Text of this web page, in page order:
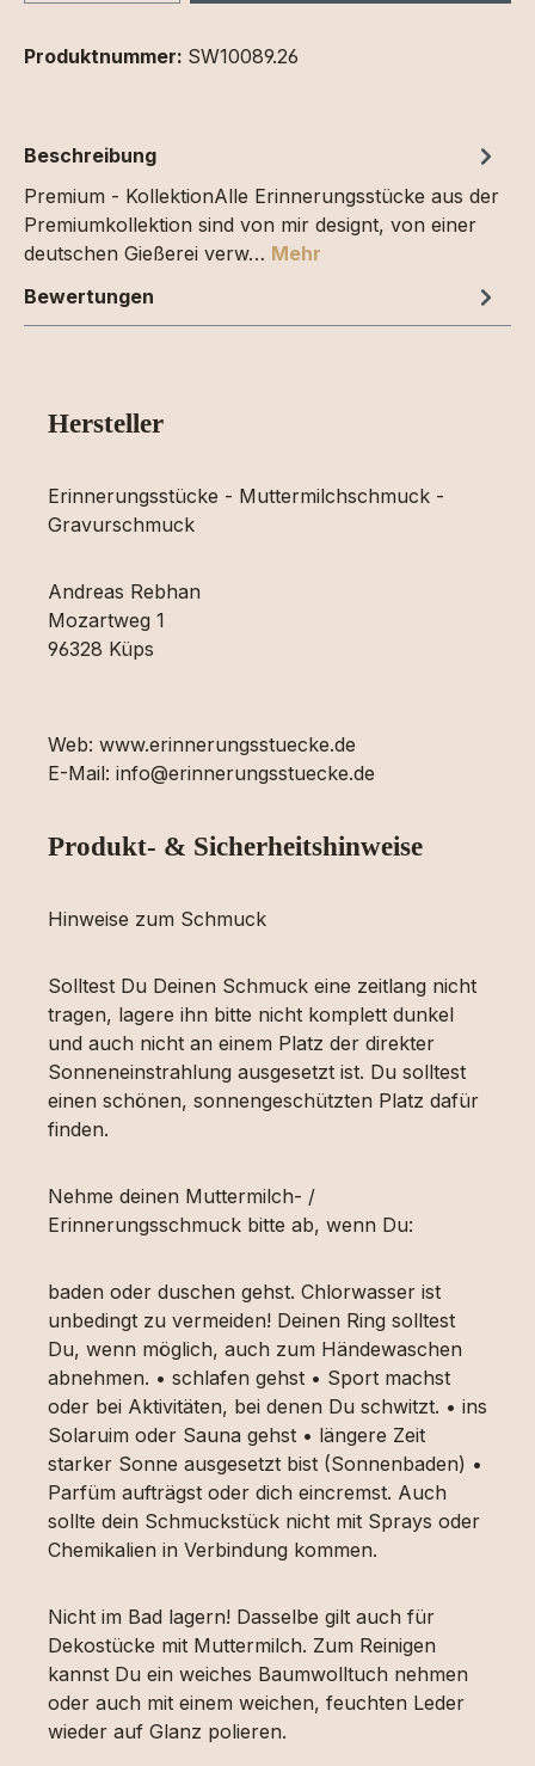
Produktnummer: SW10089.26
Beschreibung
Premium - KollektionAlle Erinnerungsstücke aus der
Premiumkollektion sind von mir designt, von einer
deutschen Gießerei verw… Mehr
Bewertungen
Hersteller
Erinnerungsstücke - Muttermilchschmuck -
Gravurschmuck
Andreas Rebhan
Mozartweg 1
96328 Küps
Web: www.erinnerungsstuecke.de
E-Mail: info@erinnerungsstuecke.de
Produkt- & Sicherheitshinweise
Hinweise zum Schmuck
Solltest Du Deinen Schmuck eine zeitlang nicht
tragen, lagere ihn bitte nicht komplett dunkel
und auch nicht an einem Platz der direkter
Sonneneinstrahlung ausgesetzt ist. Du solltest
einen schönen, sonnengeschützten Platz dafür
finden.
Nehme deinen Muttermilch- /
Erinnerungsschmuck bitte ab, wenn Du:
baden oder duschen gehst. Chlorwasser ist
unbedingt zu vermeiden! Deinen Ring solltest
Du, wenn möglich, auch zum Händewaschen
abnehmen. • schlafen gehst • Sport machst
oder bei Aktivitäten, bei denen Du schwitzt. • ins
Solaruim oder Sauna gehst • längere Zeit
starker Sonne ausgesetzt bist (Sonnenbaden) •
Parfüm aufträgst oder dich eincremst. Auch
sollte dein Schmuckstück nicht mit Sprays oder
Chemikalien in Verbindung kommen.
Nicht im Bad lagern! Dasselbe gilt auch für
Dekostücke mit Muttermilch. Zum Reinigen
kannst Du ein weiches Baumwolltuch nehmen
oder auch mit einem weichen, feuchten Leder
wieder auf Glanz polieren.